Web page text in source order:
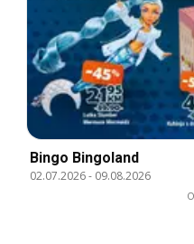
Bingo Bingoland
02.07.2026- 09.08.2026